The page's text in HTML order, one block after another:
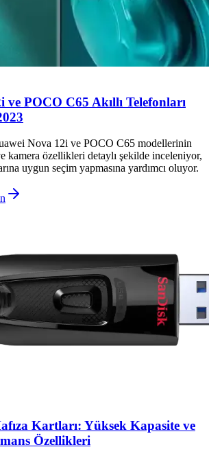
POCO C65 Akıllı Telefonları
Nova 12i ve POCO C65 modellerinin
kamera özellikleri detaylı şekilde inceleniyor,
uygun seçim yapmasına yardımcı oluyor.
Kartları: Yüksek Kapasite ve
Özellikleri